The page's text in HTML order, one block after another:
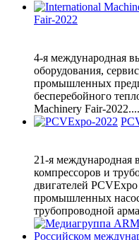
Fair-2022
4-я международная
оборудования,
промышленных
бесперебойного
Machinery Fair-2022....
21-я международная
компрессоров и
двигателей
промышленных
трубопроводной